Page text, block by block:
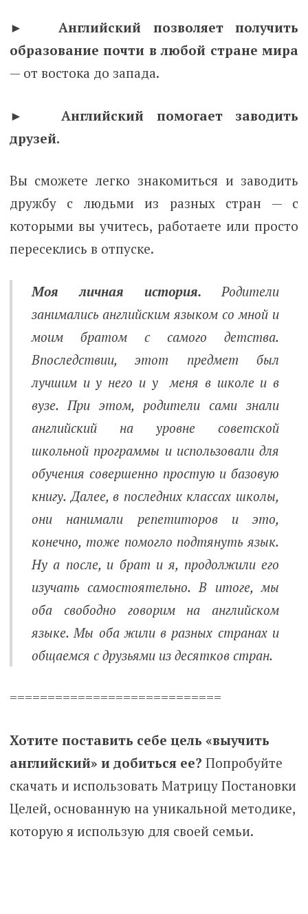
► Английский позволяет получить
образование почти в любой стране мира
— от востока до запада.
► Английский помогает заводить
друзей.
Вы сможете легко знакомиться и заводить
дружбу с людьми из разных стран — с
которыми вы учитесь, работаете или просто
пересеклись в отпуске.
Моя личная история. Родители
занимались английским языком со мной и
моим братом с самого детства.
Впоследствии, этот предмет был
лучшим и у него и у меня в школе и в
вузе. При этом, родители сами знали
английский на уровне советской
школьной программы и использовали для
обучения совершенно простую и базовую
книгу. Далее, в последних классах школы,
они нанимали репетиторов и это,
конечно, тоже помогло подтянуть язык.
Ну а после, и брат и я, продолжили его
изучать самостоятельно. В итоге, мы
оба свободно говорим на английском
языке. Мы оба жили в разных странах и
общаемся с друзьями из десятков стран.
============================
Хотите поставить себе цель «выучить
английский» и добиться ее? Попробуйте
скачать и использовать Матрицу Постановки
Целей, основанную на уникальной методике,
которую я использую для своей семьи.